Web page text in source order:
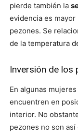
pierde también la
evidencia es mayor
pezones. Se
de la temperatura
Inversión de los
En algunas
encuentren en
interior. No
pezones no son